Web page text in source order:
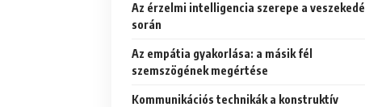
Az érzelmi intelligencia szerepe a
során
Az empátia gyakorlása: a másik fél
szemszögének megértése
Kommunikációs technikák a konstruktív